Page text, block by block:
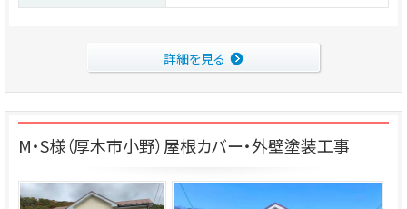
詳細を見る
M・S様（厚木市小野）屋根カバー・外壁塗装工事